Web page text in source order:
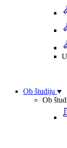
Ob študiju
Ob